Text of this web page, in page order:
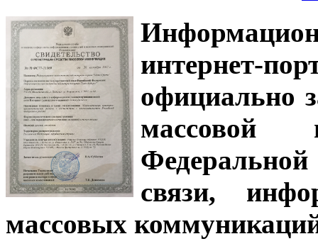
интернет-
официально
связи,
массовых